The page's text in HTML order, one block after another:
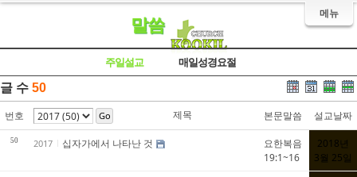
메뉴
말씀
주일설교 매일성경요절
글 수 50
번호 Go 제목 본문말씀 설교날짜
50 2017 십자가에서 나타난 것
요한복음
19:1~16
2018년
3월 25일